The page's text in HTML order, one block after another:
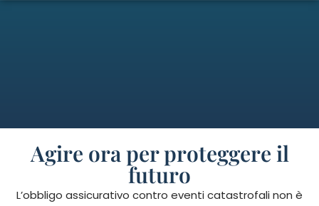
L’obbligo assicurativo contro eventi catastrofali non è
Agire ora per proteggere il
futuro